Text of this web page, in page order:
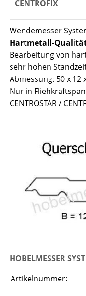
CENTROFIX
Wendemesser
Hartmetall-
Bearbeitung von
sehr hohen
Abmessung: 50 x 12
Nur in
CENTROSTAR /
HOBELMESSER
Artikelnummer: